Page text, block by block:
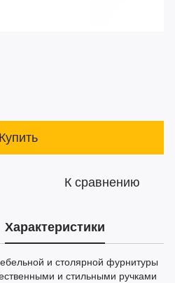
Купить
К сравнению
Характеристики
и столярной фурнитуры
и стильными ручками